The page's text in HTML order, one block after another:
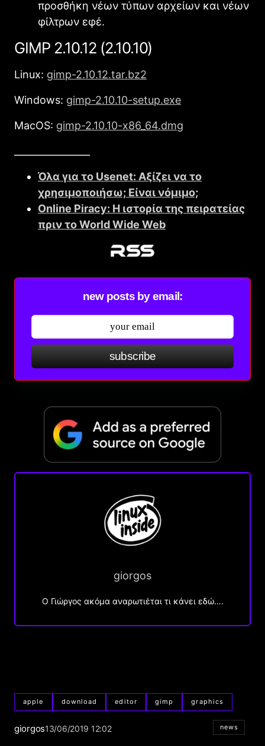
προσθήκη νέων τύπων αρχείων και νέων
φίλτρων εφέ.
GIMP 2.10.12 (2.10.10)
Linux: gimp-2.10.12.tar.bz2
Windows: gimp-2.10.10-setup.exe
MacOS: gimp-2.10.10-x86_64.dmg
Όλα για το Usenet: Αξίζει να το
χρησιμοποιήσω; Είναι νόμιμο;
Online Piracy: Η ιστορία της πειρατείας
πριν το World Wide Web
new posts by email:
subscribe
giorgos
Ο Γιώργος ακόμα αναρωτιέται τι κάνει εδώ….
apple download editor gimp graphics
giorgos13/06/2019 12:02 news